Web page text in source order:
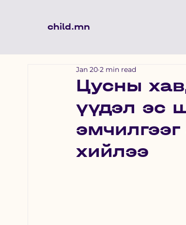
child.mn
Цусны
үүдэл эс
хийлээ
Jan 20 2 min read